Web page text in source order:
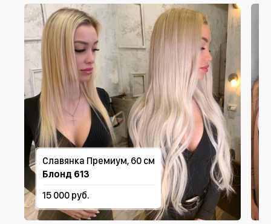
Славянка Премиум, 60 см
Блонд 613
15 000 руб.